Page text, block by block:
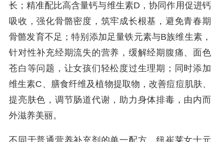
长；精准配比高含量钙与维生素D，协同作用促进钙
吸收，强化骨骼密度，筑牢成长根基，避免青春期
骨骼发育不足；特别添加足量铁元素与B族维生素，
针对性补充经期流失的营养，缓解经期腹痛、面色
苍白等问题，让女孩们轻松度过生理期；同时添加
维生素C、膳食纤维及植物提取物，改善痘痘肌肤、
提亮肤色，调节肠道代谢，助力身体排毒，由内而
外滋养美丽。
不同于普通营养补充剂的单一配方，纽崔莱女士元